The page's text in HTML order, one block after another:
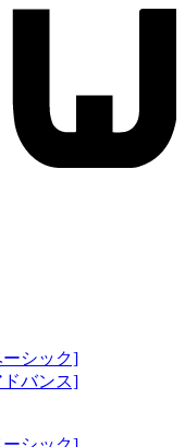
ーシック]
ドバンス]